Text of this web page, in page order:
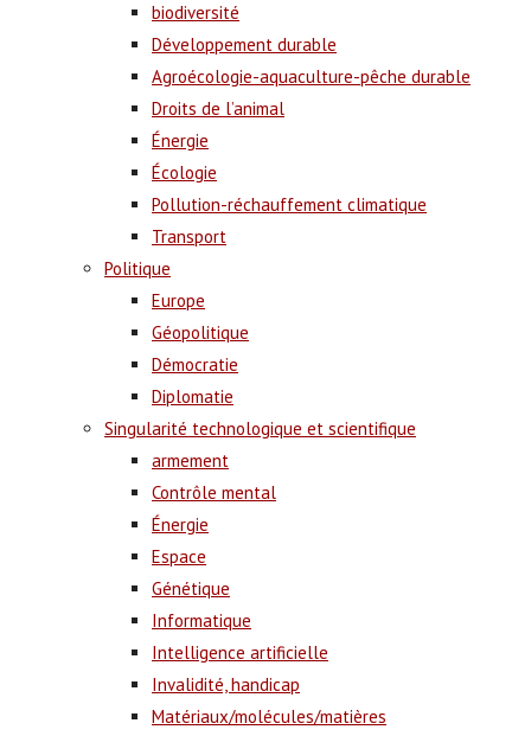
biodiversité
Développement durable
Agroécologie-aquaculture-pêche durable
Droits de l’animal
Énergie
Écologie
Pollution-réchauffement climatique
Transport
Politique
Europe
Géopolitique
Démocratie
Diplomatie
Singularité technologique et scientifique
armement
Contrôle mental
Énergie
Espace
Génétique
Informatique
Intelligence artificielle
Invalidité, handicap
Matériaux/molécules/matières